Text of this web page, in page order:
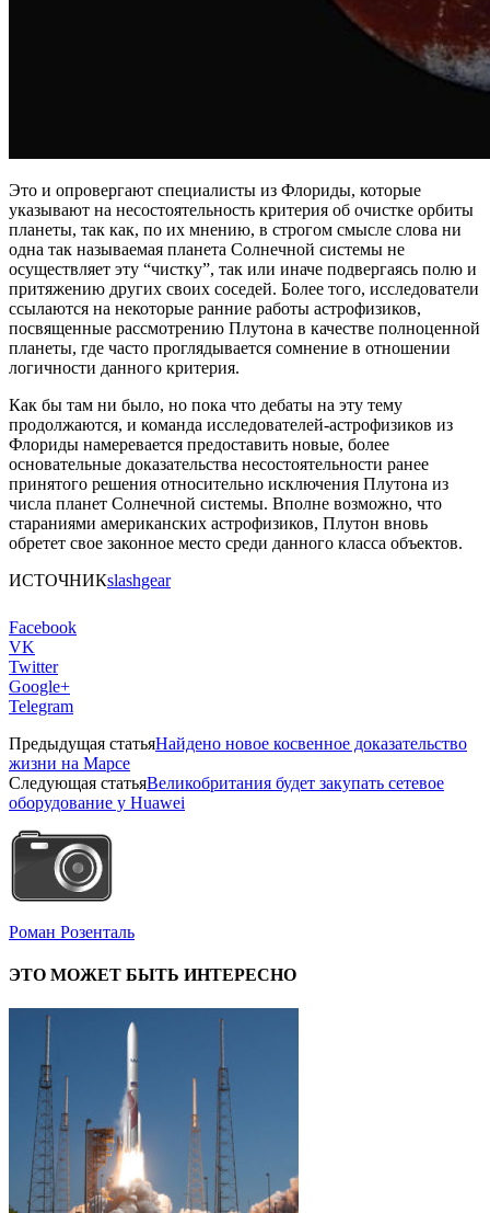
Это и опровергают специалисты из Флориды, которые
указывают на несостоятельность критерия об очистке орбиты
планеты, так как, по их мнению, в строгом смысле слова ни
одна так называемая планета Солнечной системы не
осуществляет эту “чистку”, так или иначе подвергаясь полю и
притяжению других своих соседей. Более того, исследователи
ссылаются на некоторые ранние работы астрофизиков,
посвященные рассмотрению Плутона в качестве полноценной
планеты, где часто проглядывается сомнение в отношении
логичности данного критерия.
Как бы там ни было, но пока что дебаты на эту тему
продолжаются, и команда исследователей-астрофизиков из
Флориды намеревается предоставить новые, более
основательные доказательства несостоятельности ранее
принятого решения относительно исключения Плутона из
числа планет Солнечной системы. Вполне возможно, что
стараниями американских астрофизиков, Плутон вновь
обретет свое законное место среди данного класса объектов.
ИСТОЧНИКslashgear
Facebook
VK
Twitter
Google+
Telegram
Предыдущая статьяНайдено новое косвенное доказательство
жизни на Марсе
Следующая статьяВеликобритания будет закупать сетевое
оборудование у Huawei
Роман Розенталь
ЭТО МОЖЕТ БЫТЬ ИНТЕРЕСНО